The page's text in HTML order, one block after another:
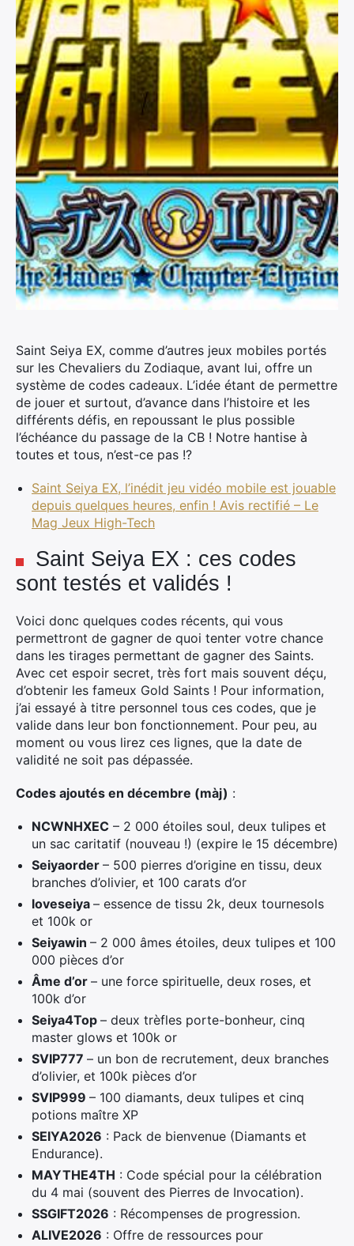
Saint Seiya EX, comme d’autres jeux mobiles portés
sur les Chevaliers du Zodiaque, avant lui, offre un
système de codes cadeaux. L’idée étant de permettre
de jouer et surtout, d’avance dans l’histoire et les
différents défis, en repoussant le plus possible
l’échéance du passage de la CB ! Notre hantise à
toutes et tous, n’est-ce pas !?
Saint Seiya EX, l’inédit jeu vidéo mobile est jouable
depuis quelques heures, enfin ! Avis rectifié – Le
Mag Jeux High-Tech
Saint Seiya EX : ces codes
sont testés et validés !
Voici donc quelques codes récents, qui vous
permettront de gagner de quoi tenter votre chance
dans les tirages permettant de gagner des Saints.
Avec cet espoir secret, très fort mais souvent déçu,
d’obtenir les fameux Gold Saints ! Pour information,
j’ai essayé à titre personnel tous ces codes, que je
valide dans leur bon fonctionnement. Pour peu, au
moment ou vous lirez ces lignes, que la date de
validité ne soit pas dépassée.
Codes ajoutés en décembre (màj) :
NCWNHXEC – 2 000 étoiles soul, deux tulipes et
un sac caritatif (nouveau !) (expire le 15 décembre)
Seiyaorder – 500 pierres d’origine en tissu, deux
branches d’olivier, et 100 carats d’or
loveseiya – essence de tissu 2k, deux tournesols
et 100k or
Seiyawin – 2 000 âmes étoiles, deux tulipes et 100
000 pièces d’or
Âme d’or – une force spirituelle, deux roses, et
100k d’or
Seiya4Top – deux trèfles porte-bonheur, cinq
master glows et 100k or
SVIP777 – un bon de recrutement, deux branches
d’olivier, et 100k pièces d’or
SVIP999 – 100 diamants, deux tulipes et cinq
potions maître XP
SEIYA2026 : Pack de bienvenue (Diamants et
Endurance).
MAYTHE4TH : Code spécial pour la célébration
du 4 mai (souvent des Pierres de Invocation).
SSGIFT2026 : Récompenses de progression.
ALIVE2026 : Offre de ressources pour